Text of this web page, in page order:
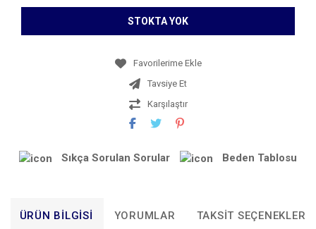
STOKTA YOK
Tavsiye Et
Karşılaştır
Sıkça Sorulan Sorular Beden Tablosu
ÜRÜN BILGISI YORUMLAR TAKSIT SEÇENEKLERI